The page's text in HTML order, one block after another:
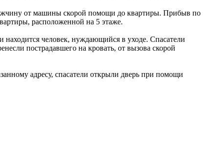
от машины скорой помощи до квартиры. Прибыв по
расположенной на 5 этаже.
человек, нуждающийся в уходе. Спасатели
пострадавшего на кровать, от вызова скорой
адресу, спасатели открыли дверь при помощи